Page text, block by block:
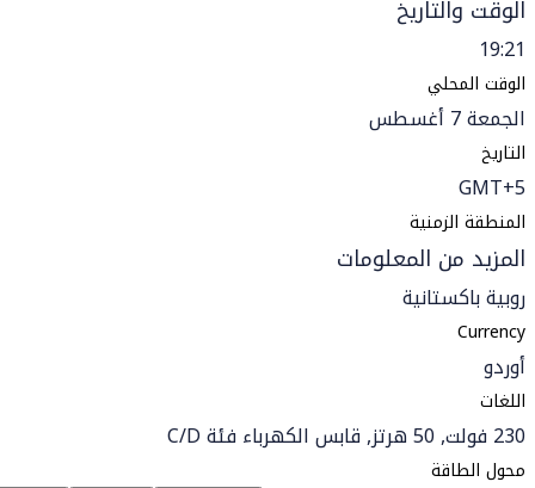
الوقت والتاريخ
19:21
الوقت المحلي
الجمعة 7 أغسطس
التاريخ
GMT+5
المنطقة الزمنية
المزيد من المعلومات
روبية باكستانية
Currency
أوردو
اللغات
230 فولت, 50 هرتز, قابس الكهرباء فئة C/D
محول الطاقة